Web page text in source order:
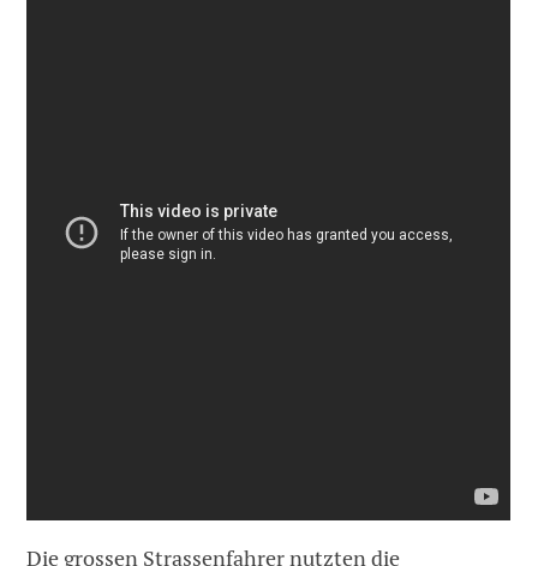
Die grossen Strassenfahrer nutzten die